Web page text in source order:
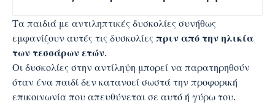
Τα παιδιά με αντιληπτικές δυσκολίες συνήθως
εμφανίζουν αυτές τις δυσκολίες πριν από την ηλικία
των τεσσάρων ετών.
Οι δυσκολίες στην αντίληψη μπορεί να παρατηρηθούν
όταν ένα παιδί δεν κατανοεί σωστά την προφορική
επικοινωνία που απευθύνεται σε αυτό ή γύρω του.